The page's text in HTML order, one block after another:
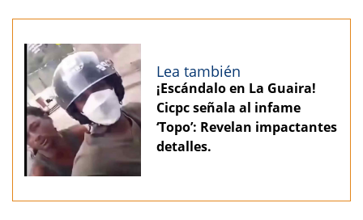
Lea también
¡Escándalo en La Guaira!
Cicpc señala al infame
‘Topo’: Revelan impactantes
detalles.